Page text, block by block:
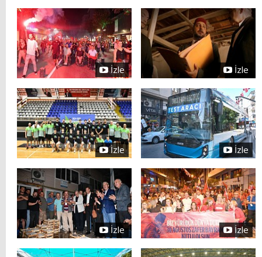
İzle İzle
İzle İzle
İzle İzle